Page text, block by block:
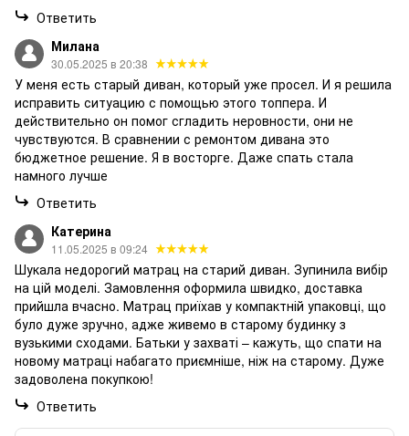
Ответить
Милана
30.05.2025 в 20:38
У меня есть старый диван, который уже просел. И я решила
исправить ситуацию с помощью этого топпера. И
действительно он помог сгладить неровности, они не
чувствуются. В сравнении с ремонтом дивана это
бюджетное решение. Я в восторге. Даже спать стала
намного лучше
Ответить
Катерина
11.05.2025 в 09:24
Шукала недорогий матрац на старий диван. Зупинила вибір
на цій моделі. Замовлення оформила швидко, доставка
прийшла вчасно. Матрац приїхав у компактній упаковці, що
було дуже зручно, адже живемо в старому будинку з
вузькими сходами. Батьки у захваті – кажуть, що спати на
новому матраці набагато приємніше, ніж на старому. Дуже
задоволена покупкою!
Ответить